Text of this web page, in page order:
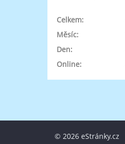
Online:
Celkem:
Měsíc:
Den:
© 2026 eStránky.cz